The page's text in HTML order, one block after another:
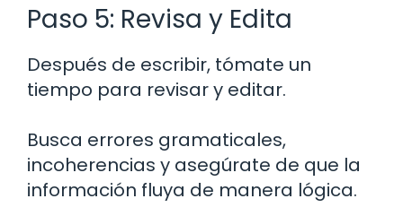
Paso 5: Revisa y Edita
Después de escribir, tómate un
tiempo para revisar y editar.
Busca errores gramaticales,
incoherencias y asegúrate de que la
información fluya de manera lógica.